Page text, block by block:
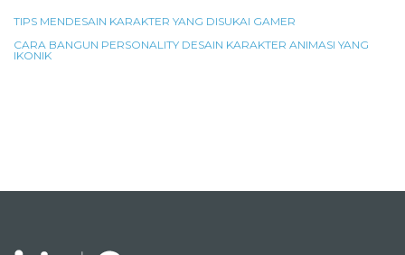
TIPS MENDESAIN KARAKTER YANG DISUKAI GAMER
CARA BANGUN PERSONALITY DESAIN KARAKTER ANIMASI YANG
IKONIK